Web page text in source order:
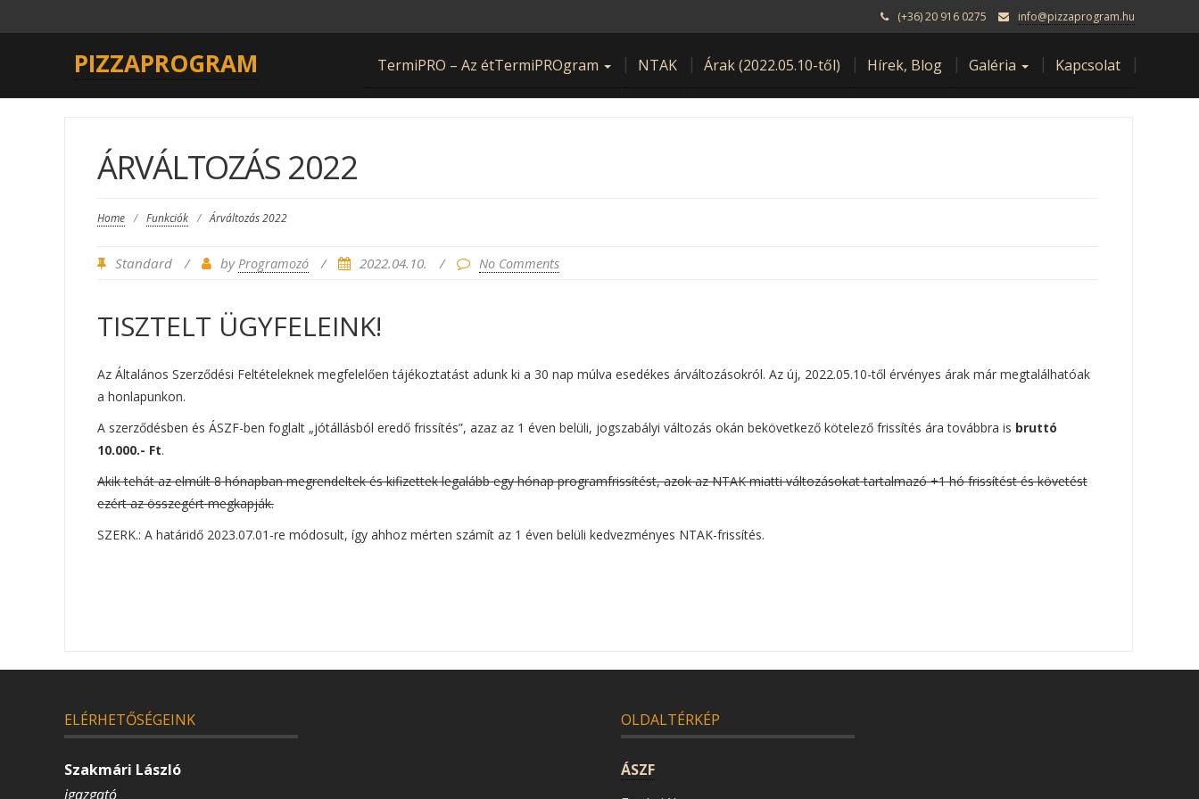
(+36) 20 916 0275 info@pizzaprogram.hu
PIZZAPROGRAM TermiPRO – Az étTermiPROgram NTAK Árak (2022.05.10-től) Hírek, Blog Galéria Kapcsolat
ÁRVÁLTOZÁS 2022
Home / Funkciók / Árváltozás 2022
Standard / byProgramozó / 2022.04.10. / No Comments
TISZTELT ÜGYFELEINK!
Az Általános Szerződési Feltételeknek megfelelően tájékoztatást adunk ki a 30 nap múlva esedékes árváltozásokról. Az új, 2022.05.10-től érvényes árak már megtalálhatóak
a honlapunkon.
A szerződésben és ÁSZF-ben foglalt „jótállásból eredő frissítés”, azaz az 1 éven belüli, jogszabályi változás okán bekövetkező kötelező frissítés ára továbbra is bruttó
10.000.- Ft.
Akik tehát az elmúlt 8 hónapban megrendeltek és kifizettek legalább egy hónap programfrissítést, azok az NTAK miatti változásokat tartalmazó +1 hó frissítést és követést
ezért az összegért megkapják.
SZERK.: A határidő 2023.07.01-re módosult, így ahhoz mérten számít az 1 éven belüli kedvezményes NTAK-frissítés.
ELÉRHETŐSÉGEINK
Szakmári László
igazgató
OLDALTÉRKÉP
ÁSZF